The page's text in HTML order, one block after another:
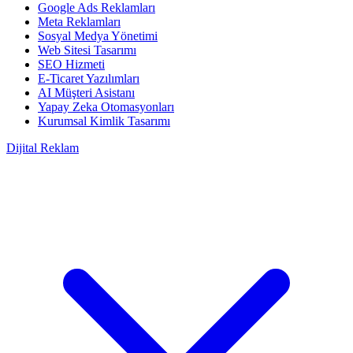
Google Ads Reklamları
Meta Reklamları
Sosyal Medya Yönetimi
Web Sitesi Tasarımı
SEO Hizmeti
E-Ticaret Yazılımları
AI Müşteri Asistanı
Yapay Zeka Otomasyonları
Kurumsal Kimlik Tasarımı
Dijital Reklam